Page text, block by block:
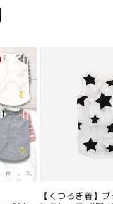
【くつろぎ着】